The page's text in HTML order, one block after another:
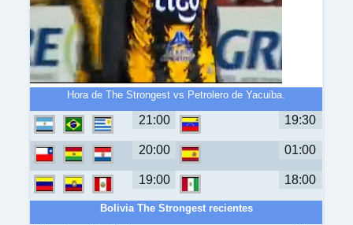
Hora de The Strongest vs Petrolero de Yacuiba.
21:00 19:30
20:00 01:00
19:00 18:00
Bolivia The Strongest recientes